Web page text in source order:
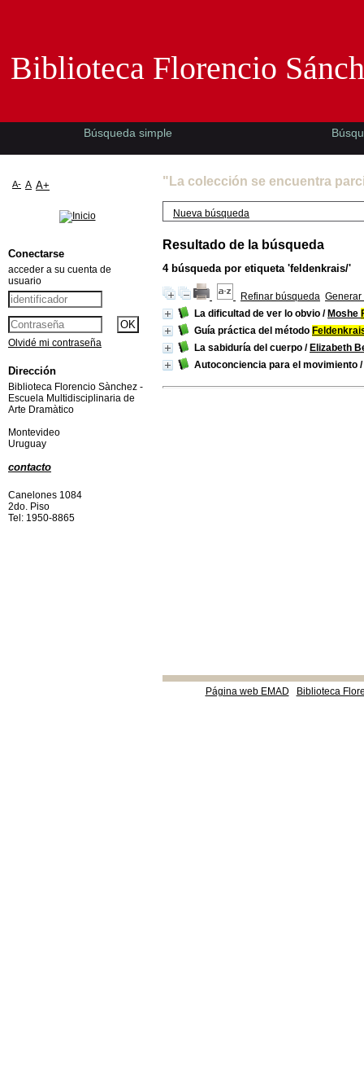
"La colección se encuentra
Nueva búsqueda
Resultado de la búsqueda
4búsqueda por etiqueta 'feldenkrais/'
Refinar búsqueda Generar
La dificultad de ver lo obvio / Moshe
Guía práctica del método
La sabiduría del cuerpo / Elizabeth
Autoconciencia para el movimiento /
Página web EMAD Biblioteca
Biblioteca Florencio
Búsqueda simple
A- A A+
Conectarse
acceder a su cuenta de
usuario
Olvidé mi contraseña
Dirección
Biblioteca Florencio Sànchez -
Escuela Multidisciplinaria de
Arte Dramàtico
Montevideo
Uruguay
contacto
Canelones 1084
2do. Piso
Tel: 1950-8865